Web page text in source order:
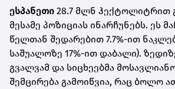
ესპანეთი 28.7 მლნ
მესამე პოზიციას ინარჩუნებს. ეს
წელთან შედარებით 7.7%-ით
საშუალოზე 17%-ით დაბალი).
გვალვამ და სიცხეებმა
შემცირება გამოიწვია, რაც ბოლო